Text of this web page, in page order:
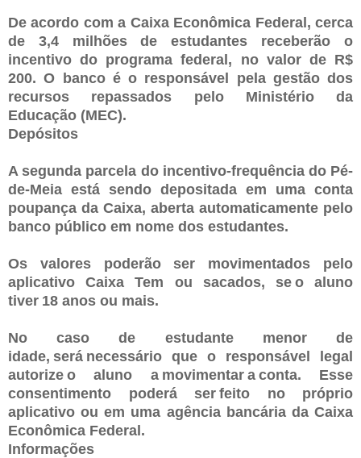
De acordo com a Caixa Econômica Federal, cerca
de 3,4 milhões de estudantes receberão o
incentivo do programa federal, no valor de R$
200. O banco é o responsável pela gestão dos
recursos repassados pelo Ministério da
Educação (MEC).
Depósitos
A segunda parcela do incentivo-frequência do Pé-
de-Meia está sendo depositada em uma conta
poupança da Caixa, aberta automaticamente pelo
banco público em nome dos estudantes.
Os valores poderão ser movimentados pelo
aplicativo Caixa Tem ou sacados, se o aluno
tiver 18 anos ou mais.
No caso de estudante menor de
idade, será necessário que o responsável legal
autorize o aluno a movimentar a conta. Esse
consentimento poderá ser feito no próprio
aplicativo ou em uma agência bancária da Caixa
Econômica Federal.
Informações